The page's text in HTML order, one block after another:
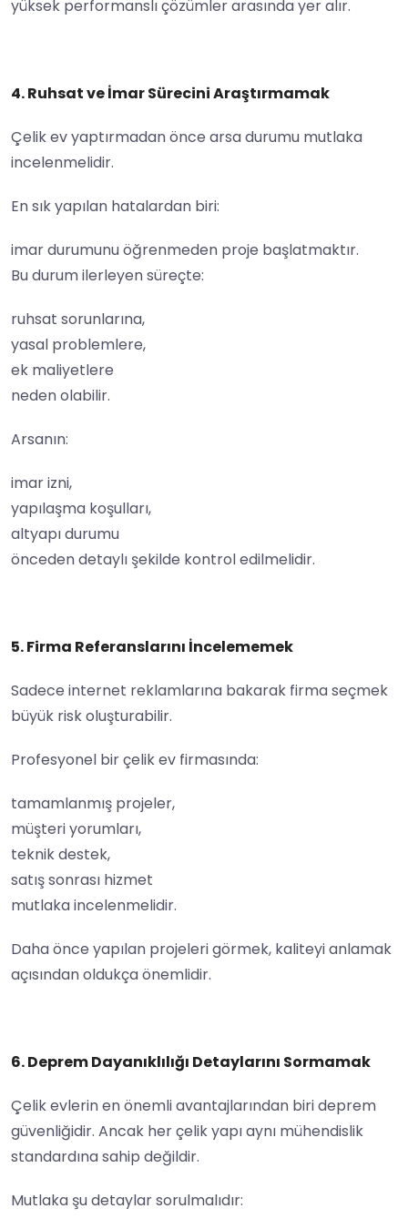
yüksek performanslı çözümler arasında yer alır.
4. Ruhsat ve İmar Sürecini Araştırmamak
Çelik ev yaptırmadan önce arsa durumu mutlaka
incelenmelidir.
En sık yapılan hatalardan biri:
imar durumunu öğrenmeden proje başlatmaktır.
Bu durum ilerleyen süreçte:
ruhsat sorunlarına,
yasal problemlere,
ek maliyetlere
neden olabilir.
Arsanın:
imar izni,
yapılaşma koşulları,
altyapı durumu
önceden detaylı şekilde kontrol edilmelidir.
5. Firma Referanslarını İncelememek
Sadece internet reklamlarına bakarak firma seçmek
büyük risk oluşturabilir.
Profesyonel bir çelik ev firmasında:
tamamlanmış projeler,
müşteri yorumları,
teknik destek,
satış sonrası hizmet
mutlaka incelenmelidir.
Daha önce yapılan projeleri görmek, kaliteyi anlamak
açısından oldukça önemlidir.
6. Deprem Dayanıklılığı Detaylarını Sormamak
Çelik evlerin en önemli avantajlarından biri deprem
güvenliğidir. Ancak her çelik yapı aynı mühendislik
standardına sahip değildir.
Mutlaka şu detaylar sorulmalıdır: